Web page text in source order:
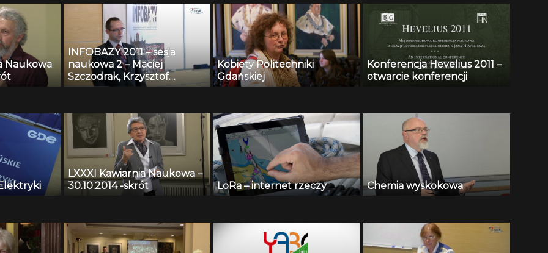
Naukowa
INFOBAZY 2011 – sesja
naukowa 2 – Maciej
Szczodrak, Krzysztof
Kopaczewski, Andrzej
Krawczyk – Repozytorium
nagrań testowych i
algorytmy wspomagania
systemów monitoringu
przestrzeni publicznej
Kobiety Politechniki
Gdańskiej
Konferencja Hevelius 2011 –
otwarcie konferencji
LXXXI Kawiarnia Naukowa –
30.10.2014 -skrót
LoRa – internet rzeczy Chemia wyskokowa